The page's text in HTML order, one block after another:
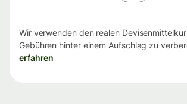
Wir verwenden den realen
Gebühren hinter einem Aufschlag zu
erfahren